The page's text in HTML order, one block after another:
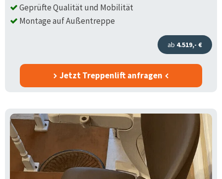
Geprüfte Qualität und Mobilität
Montage auf Außentreppe
ab 4.519,- €
Jetzt Treppenlift anfragen